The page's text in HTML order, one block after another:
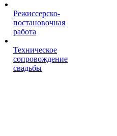
Режиссерско-
постановочная
работа
Техническое
сопровождение
свадьбы